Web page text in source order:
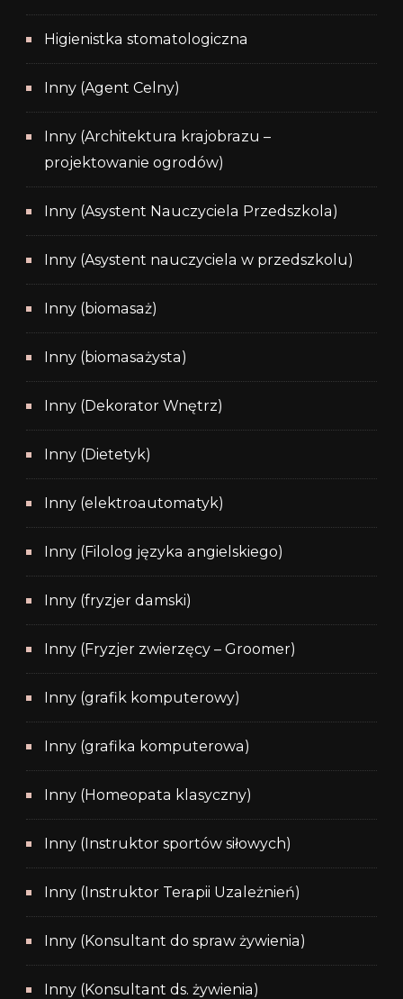
Higienistka stomatologiczna
Inny (Agent Celny)
Inny (Architektura krajobrazu –
projektowanie ogrodów)
Inny (Asystent Nauczyciela Przedszkola)
Inny (Asystent nauczyciela w przedszkolu)
Inny (biomasaż)
Inny (biomasażysta)
Inny (Dekorator Wnętrz)
Inny (Dietetyk)
Inny (elektroautomatyk)
Inny (Filolog języka angielskiego)
Inny (fryzjer damski)
Inny (Fryzjer zwierzęcy – Groomer)
Inny (grafik komputerowy)
Inny (grafika komputerowa)
Inny (Homeopata klasyczny)
Inny (Instruktor sportów siłowych)
Inny (Instruktor Terapii Uzależnień)
Inny (Konsultant do spraw żywienia)
Inny (Konsultant ds. żywienia)